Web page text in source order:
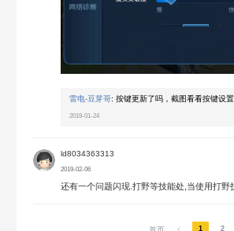
雷电-豆芽哥: 按键更新了吗，截图看看按键设
2019-01-24
ld8034363313
2019-02-06
还有一个问题闪现.打野等技能处,当使用打
1 2